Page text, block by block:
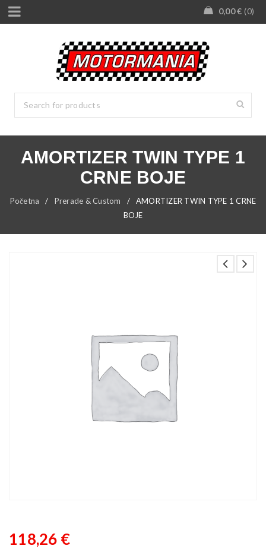
0,00€ 0
AMORTIZER TWIN TYPE 1
CRNE BOJE
Početna / Prerade & Custom /
AMORTIZER TWIN TYPE 1 CRNE
BOJE
118,26 €